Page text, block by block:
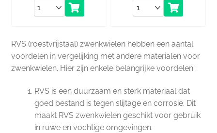
Aantal Aantal
RVS (roestvrijstaal) zwenkwielen hebben een aantal
voordelen in vergelijking met andere materialen voor
zwenkwielen. Hier zijn enkele belangrijke voordelen:
RVS is een duurzaam en sterk materiaal dat
goed bestand is tegen slijtage en corrosie. Dit
maakt RVS zwenkwielen geschikt voor gebruik
in ruwe en vochtige omgevingen.